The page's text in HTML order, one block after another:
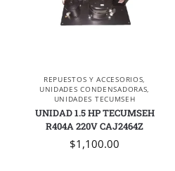
REPUESTOS Y ACCESORIOS,
UNIDADES CONDENSADORAS,
UNIDADES TECUMSEH
UNIDAD 1.5 HP TECUMSEH
R404A 220V CAJ2464Z
$1,100.00